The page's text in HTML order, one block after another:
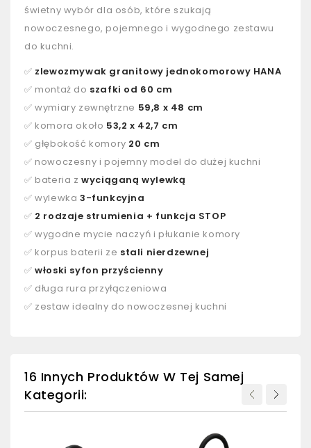
świetny wybór dla osób, które szukają
nowoczesnego, pojemnego i wygodnego zestawu
do kuchni.
✅ zlewozmywak granitowy jednokomorowy HANA
✅ montaż do szafki od 60 cm
✅ wymiary zewnętrzne 59,8 x 48 cm
✅ komora około 53,2 x 42,7 cm
✅ głębokość komory 20 cm
✅ nowoczesny i pojemny model do dużej kuchni
✅ bateria zwyciąganą wylewką
✅ wylewka 3-funkcyjna
✅ 2 rodzaje strumienia + funkcja STOP
✅ wygodne mycie naczyń i płukanie komory
✅ korpus baterii ze stali nierdzewnej
✅włoski syfon przyścienny
✅ długa rura przyłączeniowa
✅ zestaw idealny do nowoczesnej kuchni
16 Innych Produktów W Tej Samej
Kategorii: